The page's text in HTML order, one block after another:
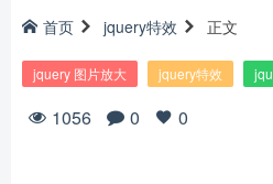
首页 jquery特效 正文
jquery 图片放大 jquery特效
1056 0 0